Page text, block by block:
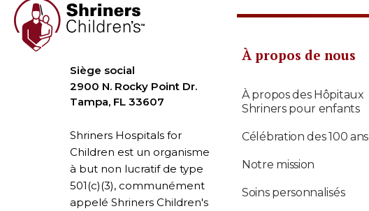
Siège social
2900 N. Rocky Point Dr.
Tampa, FL 33607
Shriners Hospitals for
Children est un organisme
à but non lucratif de type
501(c)(3), communément
appelé Shriners Children's
À propos de nous
À propos des Hôpitaux
Shriners pour enfants
Célébration des 100 ans
Notre mission
Soins personnalisés